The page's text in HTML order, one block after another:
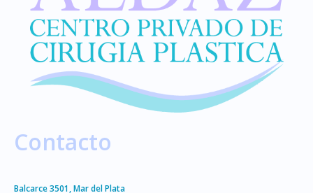
Contacto
Balcarce 3501, Mar del Plata